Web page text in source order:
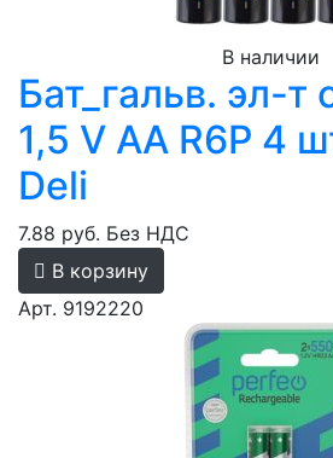
В наличии
Бат_гальв. эл-т
1,5 V AA R6P 4
Deli
7.88 руб. Без НДС
В корзину
Арт. 9192220